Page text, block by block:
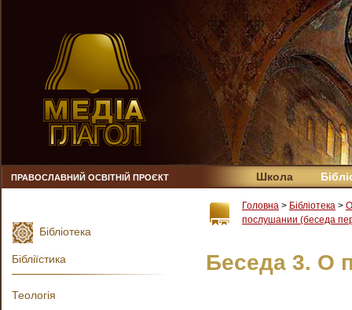
ПРАВОСЛАВНИЙ ОСВІТНІЙ ПРОЄКТ Школа
Головна > Бібліотека >
послушании (беседа
Беседа 3. О
Бібліотека
Бібліїстика
Теологія